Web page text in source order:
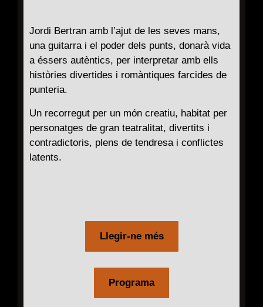
Jordi Bertran amb l’ajut de les seves mans,
una guitarra i el poder dels punts, donarà vida
a éssers autèntics, per interpretar amb ells
històries divertides i romàntiques farcides de
punteria.
Un recorregut per un món creatiu, habitat per
personatges de gran teatralitat, divertits i
contradictoris, plens de tendresa i conflictes
latents.
Llegir-ne més
Programa